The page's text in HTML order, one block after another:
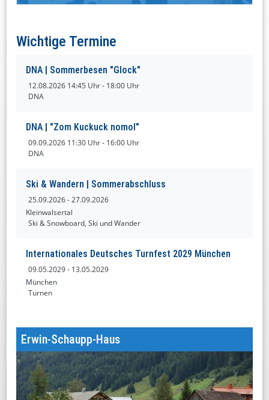
Wichtige Termine
DNA | Sommerbesen "Glock"
12.08.2026 14:45 Uhr - 18:00 Uhr
DNA
DNA | "Zom Kuckuck nomol"
09.09.2026 11:30 Uhr - 16:00 Uhr
DNA
Ski & Wandern | Sommerabschluss
25.09.2026- 27.09.2026
Kleinwalsertal
Ski & Snowboard, Ski und Wander
Internationales Deutsches Turnfest 2029 München
09.05.2029- 13.05.2029
München
Turnen
Erwin-Schaupp-Haus